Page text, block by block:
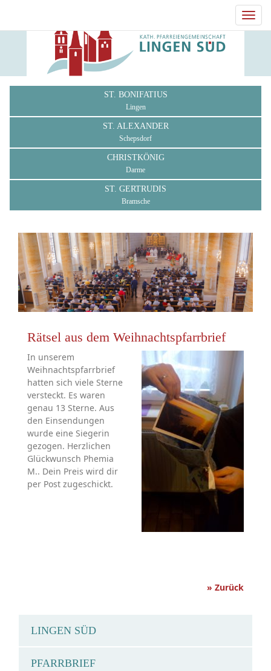
ST. BONIFATIUS
Lingen
ST. ALEXANDER
Schepsdorf
CHRISTKÖNIG
Darme
ST. GERTRUDIS
Bramsche
Rätsel aus dem Weihnachtspfarrbrief
In unserem
Weihnachtspfarrbrief
hatten sich viele Sterne
versteckt. Es waren
genau 13 Sterne. Aus
den Einsendungen
wurde eine Siegerin
gezogen. Herzlichen
Glückwunsch Phemia
M.. Dein Preis wird dir
per Post zugeschickt.
» Zurück
LINGEN SÜD
PFARRBRIEF